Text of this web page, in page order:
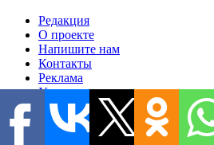
Редакция
О проекте
Напишите нам
Контакты
Реклама
Условия использования
Политика конфиденциальности
Размещение материалов
Редакционная политика